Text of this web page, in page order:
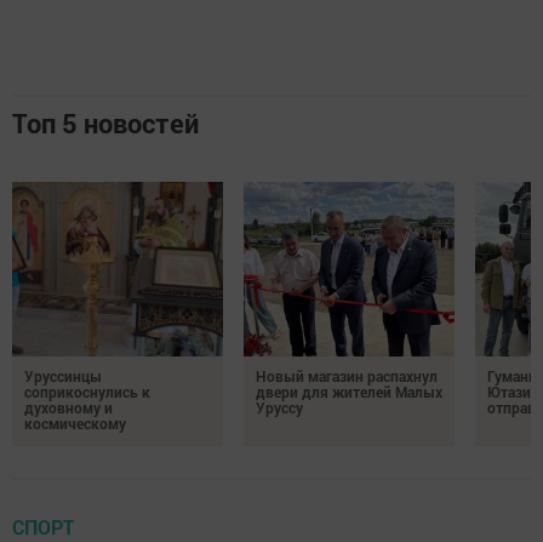
Топ 5 новостей
Уруссинцы
соприкоснулись к
духовному и
космическому
Новый магазин распахнул
двери для жителей Малых
Уруссу
СПОРТ